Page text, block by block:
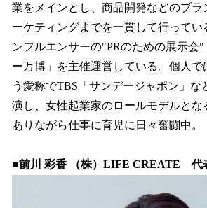
業をメインとし、商品開発などのブラ
ーケティングまでを一貫して行ってい
ンフルエンサーの"PRのための展示会
ー万博」を主催運営している。個人で
う愛称でTBS「サンデージャポン」な
演し、女性起業家のロールモデルとな
ありながら仕事に育児に日々奮闘中。
■前川 彩香 （株）LIFE CREATE 代